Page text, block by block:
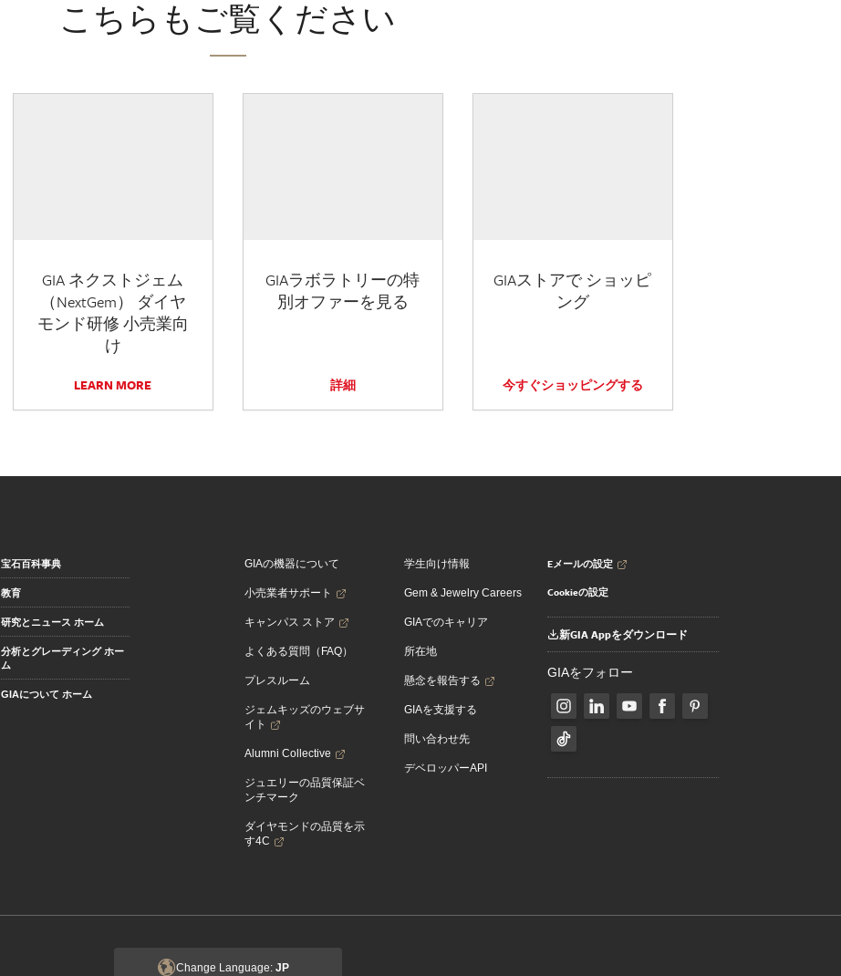
こちらもご覧ください
GIA ネクストジェム
（NextGem） ダイヤ
モンド研修 小売業向
け
LEARN MORE
GIAラボラトリーの特
別オファーを見る
詳細
GIAストアで ショッピ
ング
今すぐショッピングする
宝石百科事典
教育
研究とニュース ホーム
分析とグレーディング ホー
ム
GIAについて ホーム
GIAの機器について
小売業者サポート
キャンパス ストア
よくある質問（FAQ）
プレスルーム
ジェムキッズのウェブサ
イト
Alumni Collective
ジュエリーの品質保証ベ
ンチマーク
ダイヤモンドの品質を示
す4C
学生向け情報
Gem & Jewelry Careers
GIAでのキャリア
所在地
懸念を報告する
GIAを支援する
問い合わせ先
デベロッパーAPI
Eメールの設定
Cookieの設定
新GIA Appをダウンロード
GIAをフォロー
Change Language: JP